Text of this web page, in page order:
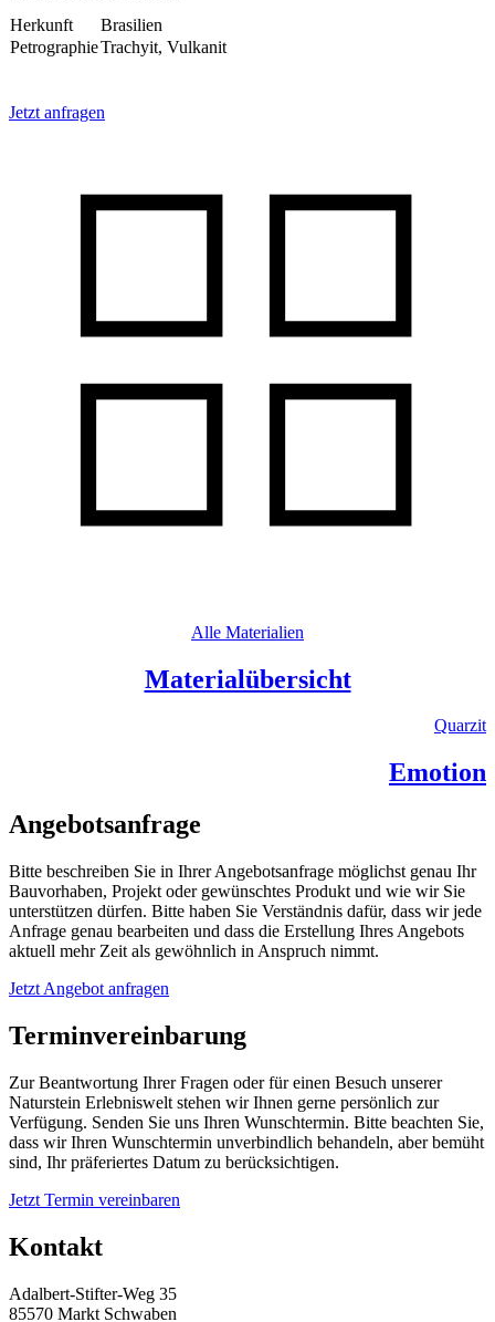
Herkunft
Brasilien
PetrographieTrachyit, Vulkanit
Jetzt anfragen
Alle Materialien
Materialübersicht
Quarzit
Emotion
Angebotsanfrage
Bitte beschreiben Sie in Ihrer Angebotsanfrage möglichst genau Ihr
Bauvorhaben, Projekt oder gewünschtes Produkt und wie wir Sie
unterstützen dürfen. Bitte haben Sie Verständnis dafür, dass wir jede
Anfrage genau bearbeiten und dass die Erstellung Ihres Angebots
aktuell mehr Zeit als gewöhnlich in Anspruch nimmt.
Jetzt Angebot anfragen
Terminvereinbarung
Zur Beantwortung Ihrer Fragen oder für einen Besuch unserer
Naturstein Erlebniswelt stehen wir Ihnen gerne persönlich zur
Verfügung. Senden Sie uns Ihren Wunschtermin. Bitte beachten Sie,
dass wir Ihren Wunschtermin unverbindlich behandeln, aber bemüht
sind, Ihr präferiertes Datum zu berücksichtigen.
Jetzt Termin vereinbaren
Kontakt
Adalbert-Stifter-Weg 35
85570 Markt Schwaben